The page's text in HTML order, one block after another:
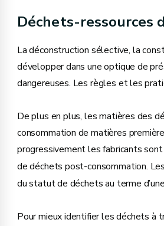
Déchets-ressources
La déconstruction sélective, la
développer dans une optique de
dangereuses. Les règles et les
De plus en plus, les matières des
consommation de matières
progressivement les fabricants
de déchets post-consommation. Les
du statut de déchets au terme d’une
Pour mieux identifier les déchets à